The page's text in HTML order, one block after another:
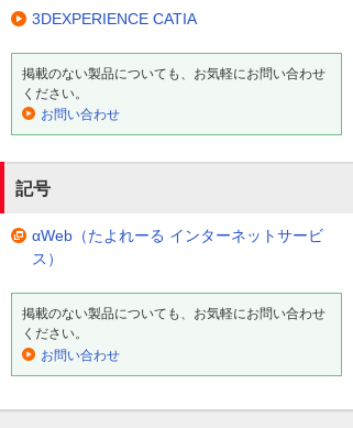
3DEXPERIENCE CATIA
掲載のない製品についても、お気軽にお問い合わせ
ください。
お問い合わせ
記号
αWeb（たよれーる インターネットサービ
ス）
掲載のない製品についても、お気軽にお問い合わせ
ください。
お問い合わせ